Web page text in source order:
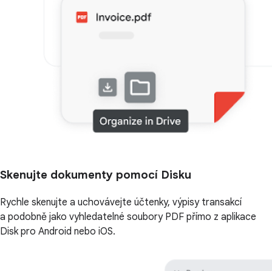
Skenujte dokumenty pomocí Disku
Rychle skenujte a uchovávejte účtenky, výpisy transakcí
a podobně jako vyhledatelné soubory PDF přímo z aplikace
Disk pro Android nebo iOS.